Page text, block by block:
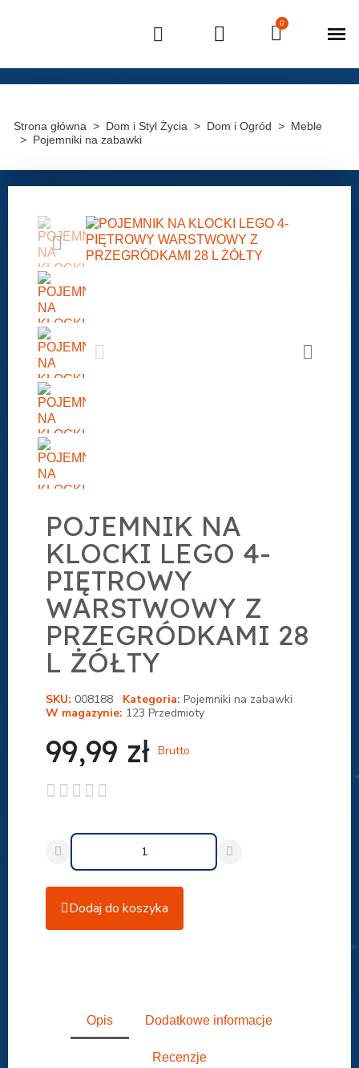
Strona główna Dom i Styl Życia Dom i Ogród
Meble
Pojemniki na zabawki
POJEMNIK NA
KLOCKI LEGO 4-
PIĘTROWY
WARSTWOWY Z
PRZEGRÓDKAMI 28
L ŻÓŁTY
SKU 008188 Kategoria Pojemniki na zabawki
W magazynie 123 Przedmioty
99,99 zł Brutto
    
Dodaj do koszyka
Opis Dodatkowe informacje
Recenzje